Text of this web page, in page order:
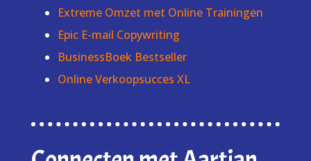
Extreme Omzet met Online Trainingen
Epic E-mail Copywriting
BusinessBoek Bestseller
Online Verkoopsucces XL